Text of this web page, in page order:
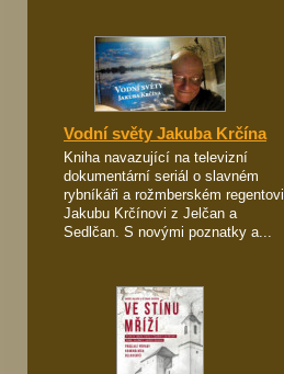
Vodní světy Jakuba Krčína
Kniha navazující na televizní
dokumentární seriál o slavném
rybníkáři a rožmberském regentovi
Jakubu Krčínovi z Jelčan a
Sedlčan. S novými poznatky a...